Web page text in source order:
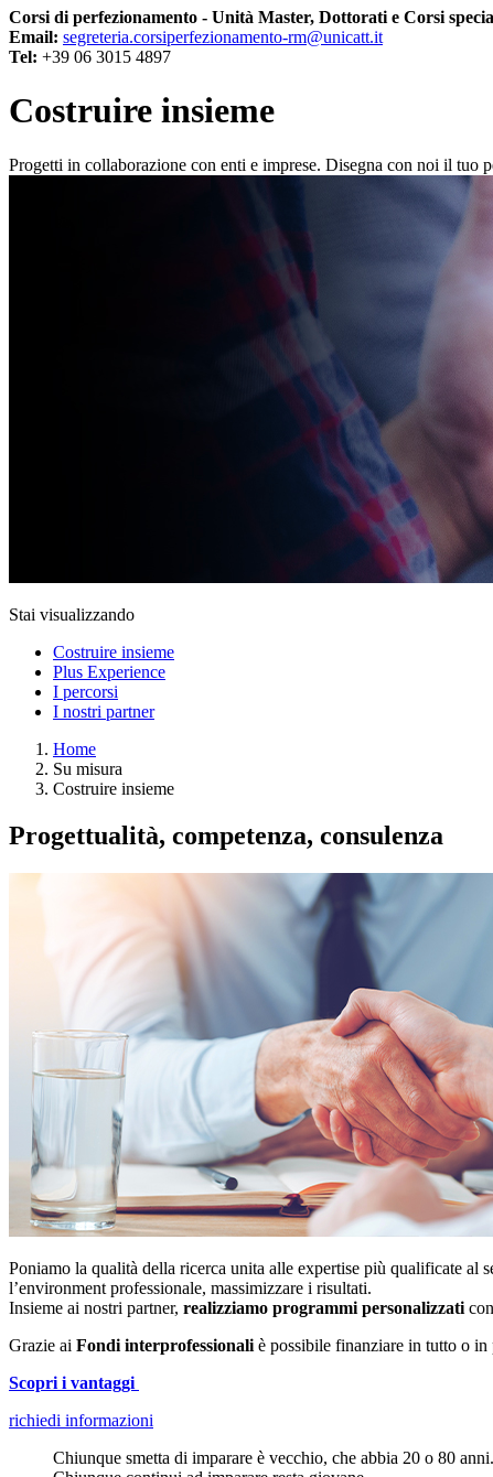
Corsi di perfezionamento - Unità Master, Dottorati e Corsi
Email: segreteria.corsiperfezionamento-rm@unicatt.it
Tel: +39 06 3015 4897
Costruire insieme
Progetti in collaborazione con enti e imprese. Disegna con noi il tuo
Stai visualizzando
Costruire insieme
Plus Experience
I percorsi
I nostri partner
Home
Su misura
Costruire insieme
Progettualità, competenza, consulenza
Poniamo la qualità della ricerca unita alle expertise più qualificate
l’environment professionale, massimizzare i risultati.
Insieme ai nostri partner, realizziamo programmi personalizzati
Grazie ai Fondi interprofessionali è possibile finanziare in tutto o
Scopri i vantaggi
richiedi informazioni
Chiunque smetta di imparare è vecchio, che abbia 20 o 80 anni.